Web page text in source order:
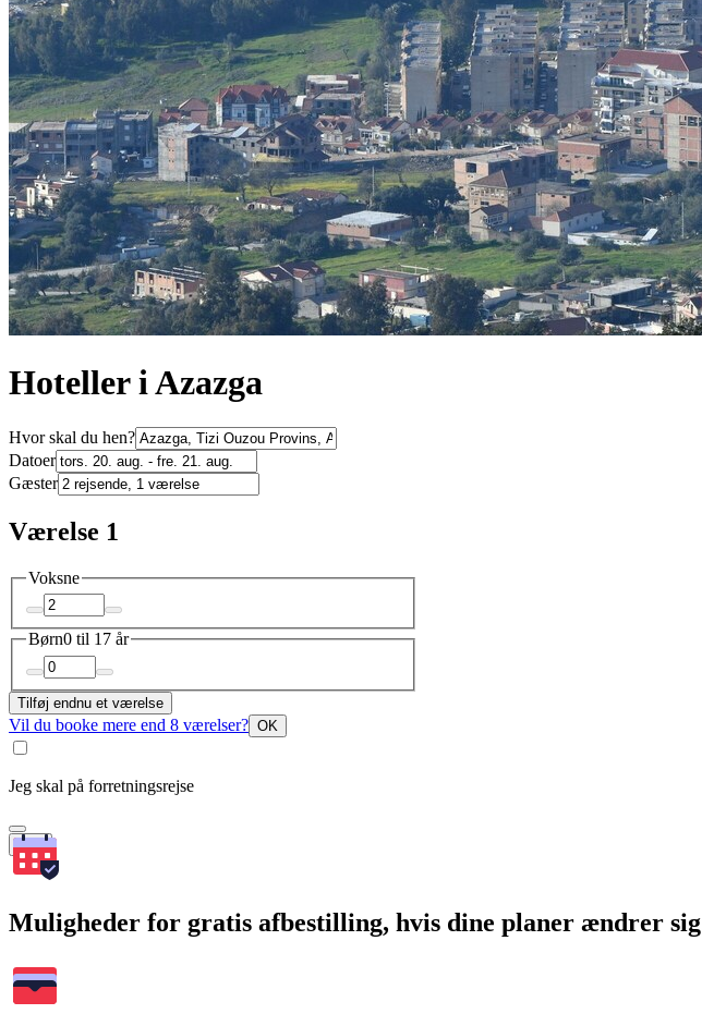
Hoteller i Azazga
Hvor skal du hen?
Datoer
Gæster
Værelse 1
Voksne
Børn0 til 17 år
Tilføj endnu et værelse
Vil du booke mere end 8 værelser? OK
Jeg skal på forretningsrejse
Søg
Muligheder for gratis afbestilling, hvis dine planer ændrer sig